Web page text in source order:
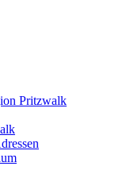
Pritzwalk